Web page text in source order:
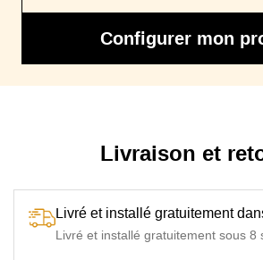
Epaisseur Matelas
Profondeur avec lit déplié
Mécanisme
Mécanique Loiudice N°1
Configurer mon
Livraison et
Livré et installé gratuitement
Livré et installé gratuitement sous 8